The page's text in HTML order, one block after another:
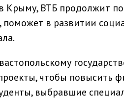
Крыму, ВТБ продолжит
поможет в развитии
чтобы повысить
выбравшие